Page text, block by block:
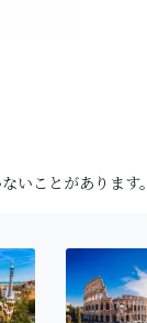
いことがあります。